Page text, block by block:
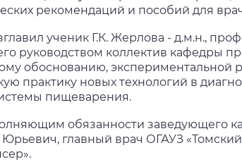
рекомендаций и пособий для
ученик Г.К. Жерлова - д.м.н.,
руководством коллектив кафедры
обоснованию, экспериментальной
практику новых технологий в
пищеварения.
обязанности заведующего
главный врач ОГАУЗ